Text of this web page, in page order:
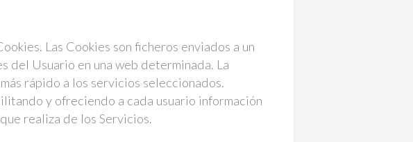
Las Cookies son ficheros enviados a un
Usuario en una web determinada. La
rápido a los servicios seleccionados.
y ofreciendo a cada usuario información
realiza de los Servicios.